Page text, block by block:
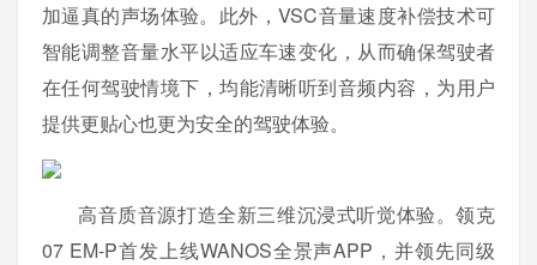
加逼真的声场体验。此外，VSC音量速度补偿技术可
智能调整音量水平以适应车速变化，从而确保驾驶者
在任何驾驶情境下，均能清晰听到音频内容，为用户
提供更贴心也更为安全的驾驶体验。
高音质音源打造全新三维沉浸式听觉体验。领克
07 EM-P首发上线WANOS全景声APP，并领先同级